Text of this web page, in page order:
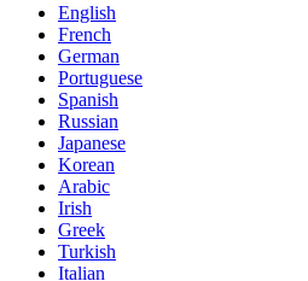
English
French
German
Portuguese
Spanish
Russian
Japanese
Korean
Arabic
Irish
Greek
Turkish
Italian